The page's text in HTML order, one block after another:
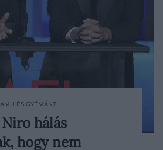
A keresztapa első
szerepet, a
ÉS GYÉMÁNT
hálás
hogy nem